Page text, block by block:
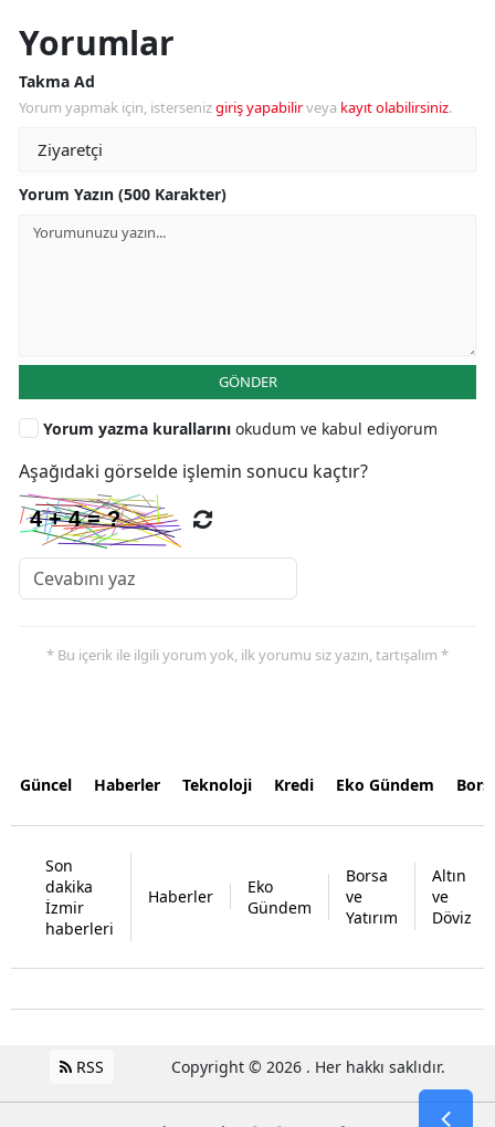
Yorumlar
Takma Ad
Yorum yapmak için, istersenizgiriş yapabilirveya kayıt olabilirsiniz.
Yorum Yazın (500 Karakter)
GÖNDER
Yorum yazma kurallarını okudum ve kabul ediyorum
Aşağıdaki görselde işlemin sonucu kaçtır?
* Bu içerik ile ilgili yorum yok, ilk yorumu siz yazın, tartışalım *
Güncel Haberler Teknoloji Kredi Eko Gündem
Son
dakika
İzmir
haberleri
Haberler
Eko
Gündem
Borsa
ve
Yatırım
Altın
ve
Döviz
RSS Copyright © 2026 . Her hakkı saklıdır.